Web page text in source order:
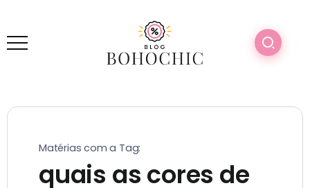
Matérias com a Tag:
quais as cores de